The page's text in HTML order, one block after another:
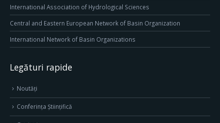
International Association of Hydrological Sciences
Central and Eastern European Network of Basin Organization
International Network of Basin Organizations
Legături rapide
Noutăți
Conferința Științifică